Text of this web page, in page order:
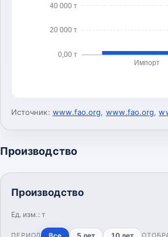
0,00 т
20 000 т
40 000 т
Импорт
Источник: www.fao.org, www.fao.org,
Производство
Производство
Ед. изм.: т
ПЕРИОД Все 5 лет 10 лет